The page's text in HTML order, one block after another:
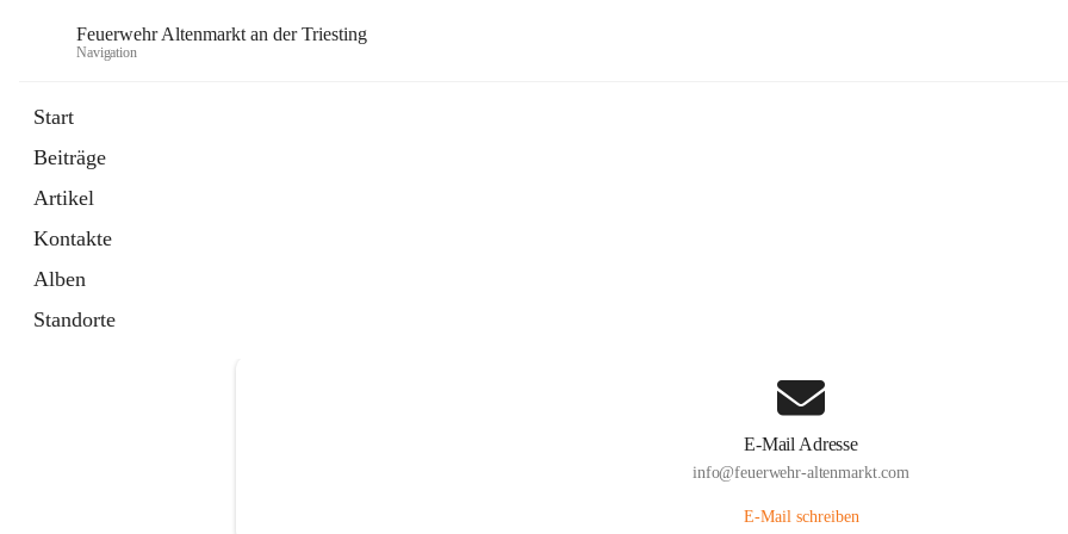
Feuerwehr Altenmarkt an der Triesting
Navigation
Start
Beiträge
Artikel
Kontakte
Alben
Standorte
E-Mail Adresse
info@feuerwehr-altenmarkt.com
E-Mail schreiben